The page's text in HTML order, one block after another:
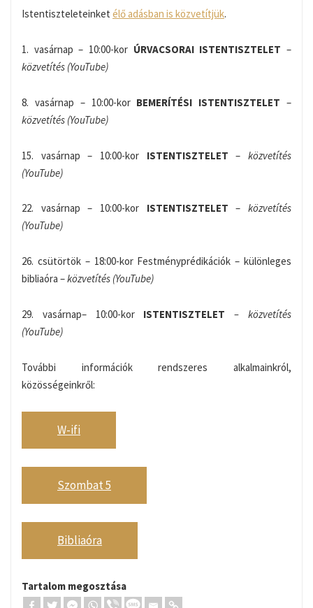
Istentiszteleteinket élő adásban is közvetítjük.
1. vasárnap – 10:00-kor ÚRVACSORAI ISTENTISZTELET –
közvetítés (YouTube)
8. vasárnap – 10:00-kor BEMERÍTÉSI ISTENTISZTELET –
közvetítés (YouTube)
15. vasárnap – 10:00-kor ISTENTISZTELET –közvetítés
(YouTube)
22. vasárnap – 10:00-kor ISTENTISZTELET –közvetítés
(YouTube)
26. csütörtök – 18:00-kor Festményprédikációk – különleges
bibliaóra –közvetítés (YouTube)
29. vasárnap– 10:00-korISTENTISZTELET – közvetítés
(YouTube)
További információk rendszeres alkalmainkról,
közösségeinkről:
W-ifi
Szombat 5
Bibliaóra
Tartalom megosztása